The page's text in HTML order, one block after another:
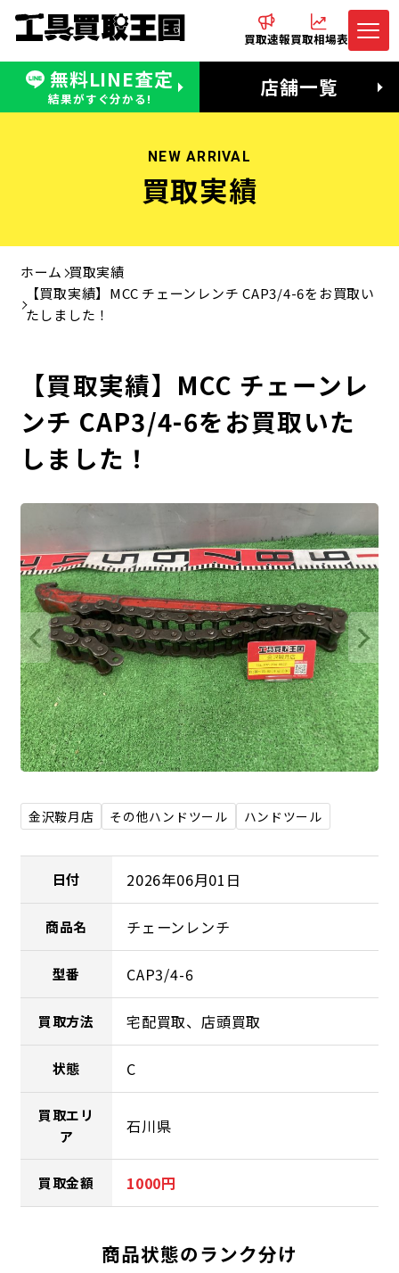
買取速報買取相場表
無料LINE査定
結果がすぐ分かる! 店舗一覧
無料LINE査定
受付：11:00〜19:00 木曜定休日
電話でお問合わせ
営業時間：11:00〜20:00
NEW ARRIVAL
買取実績
ホーム 買取実績
【買取実績】MCC チェーンレンチ CAP3/4-6をお買取い
たしました！
【買取実績】MCC チェーンレ
ンチ CAP3/4-6をお買取いた
しました！
金沢鞍月店 その他ハンドツール ハンドツール
日付 2026年06月01日
商品名 チェーンレンチ
型番 CAP3/4-6
買取方法 宅配買取、店頭買取
状態 C
買取エリ
ア
石川県
買取金額 1000円
商品状態のランク分け